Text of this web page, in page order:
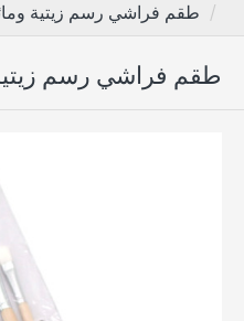
طقم فراشي رسم زيتية ومائية 1/6 رقم
طقم فراشي رسم زيتية ومائية